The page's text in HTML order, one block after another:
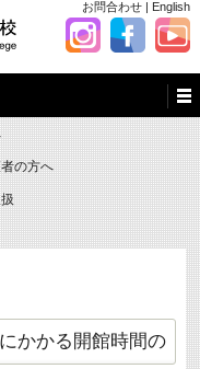
お問合わせ | English
の方へ
かかる開館時間の